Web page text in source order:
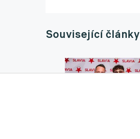
Související články